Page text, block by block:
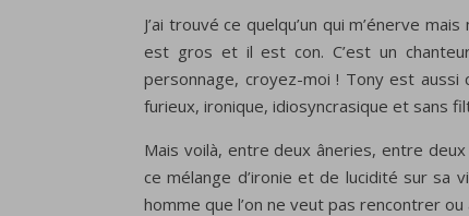
J’ai trouvé ce quelqu’un qui m’énerve
est gros et il est con. C’est un
personnage, croyez-moi ! Tony est
furieux, ironique, idiosyncrasique et sans
Mais voilà, entre deux âneries, entre
ce mélange d’ironie et de lucidité sur sa
homme que l’on ne veut pas rencontrer